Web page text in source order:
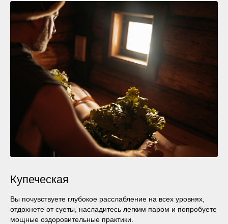
Купеческая
Вы почувствуете глубокое расслабление на всех уровнях,
отдохнете от суеты, насладитесь легким паром и попробуете
мощные оздоровительные практики.